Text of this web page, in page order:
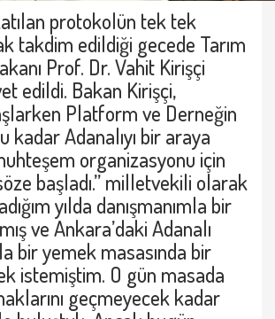
protokolün tek tek
takdim edildiği gecede Tarım
Prof. Dr. Vahit Kirişçi
edildi. Bakan Kirişçi,
Platform ve Derneğin
kadar Adanalıyı bir araya
organizasyonu için
başladı.” milletvekili olarak
yılda danışmanımla bir
ve Ankara’daki Adanalı
bir yemek masasında bir
istemiştim. O gün masada
geçmeyecek kadar